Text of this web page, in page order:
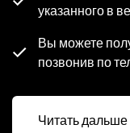
указанного в
Вы можете
позвонив по
Читать дальше